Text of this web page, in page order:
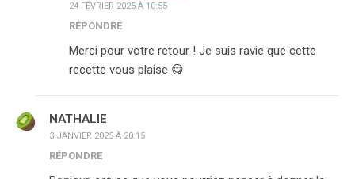
24 FÉVRIER 2025 À 10:55
RÉPONDRE
Merci pour votre retour ! Je suis ravie que cette
recette vous plaise 😋
NATHALIE
3 JANVIER 2025 À 20:15
RÉPONDRE